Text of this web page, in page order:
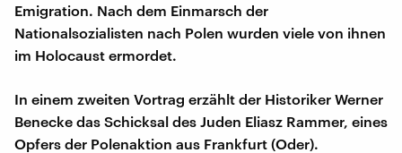
Emigration. Nach dem Einmarsch der
Nationalsozialisten nach Polen wurden viele von ihnen
im Holocaust ermordet.
In einem zweiten Vortrag erzählt der Historiker Werner
Benecke das Schicksal des Juden Eliasz Rammer, eines
Opfers der Polenaktion aus Frankfurt (Oder).